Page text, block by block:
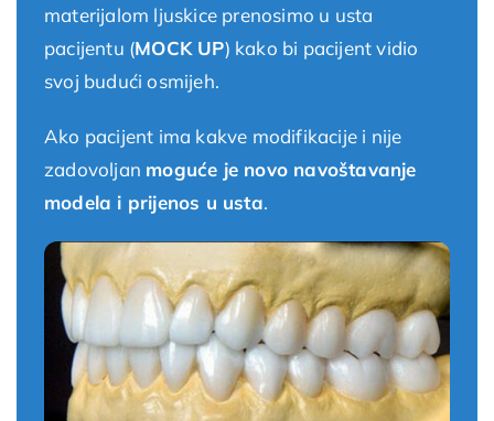
materijalom ljuskice prenosimo u usta
pacijentu (MOCK UP) kako bi pacijent vidio
svoj budući osmijeh.
Ako pacijent ima kakve modifikacije i nije
zadovoljan moguće je novo navoštavanje
modela i prijenos u usta.